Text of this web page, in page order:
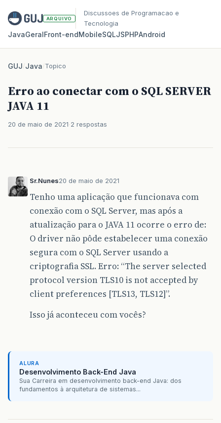
ARQUIVO
Discussoes de Programacao e
Tecnologia
JavaGeralFront‑endMobileSQLJSPHPAndroid
GUJ/Java/Topico
Erro ao conectar com o SQL SERVER
JAVA 11
20 de maio de 2021 2 respostas
Sr.Nunes20 de maio de 2021
Tenho uma aplicação que funcionava com
conexão com o SQL Server, mas após a
atualização para o JAVA 11 ocorre o erro de:
O driver não pôde estabelecer uma conexão
segura com o SQL Server usando a
criptografia SSL. Erro: “The server selected
protocol version TLS10 is not accepted by
client preferences [TLS13, TLS12]”.
Isso já aconteceu com vocês?
ALURA
Desenvolvimento Back-End Java
Sua Carreira em desenvolvimento back-end Java: dos
fundamentos à arquitetura de sistemas...